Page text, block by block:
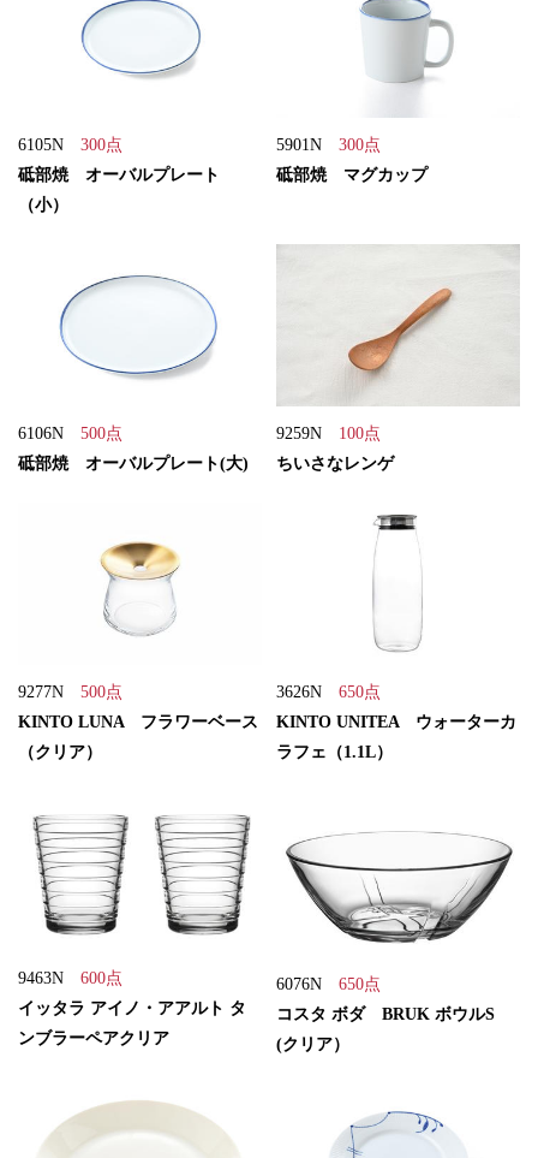
6105N 300点
砥部焼 オーバルプレート
（小）
5901N 300点
砥部焼 マグカップ
6106N 500点
砥部焼 オーバルプレート(大)
9259N 100点
ちいさなレンゲ
9277N 500点
KINTO LUNA フラワーベース
（クリア）
3626N 650点
KINTO UNITEA ウォーターカ
ラフェ（1.1L）
9463N 600点
イッタラ アイノ・アアルト タ
ンブラーペアクリア
6076N 650点
コスタ ボダ BRUK ボウルS
(クリア）